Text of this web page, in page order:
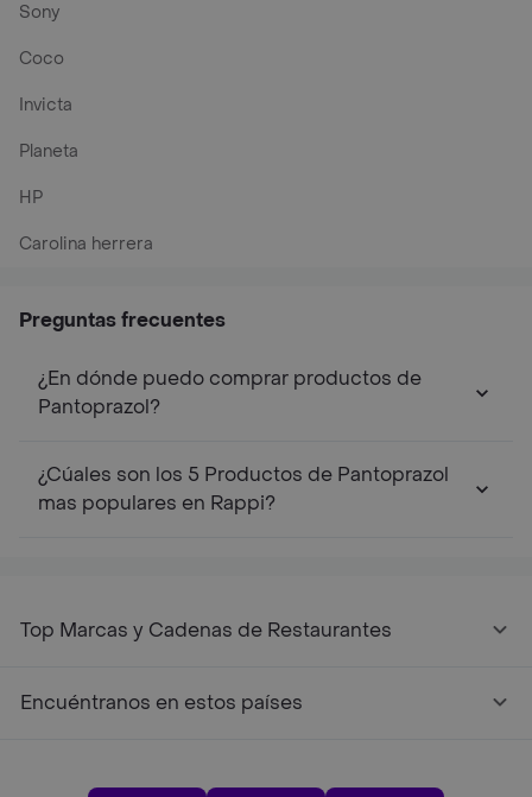
Sony
Coco
Invicta
Planeta
HP
Carolina herrera
Preguntas frecuentes
¿En dónde puedo comprar productos de
Pantoprazol?
¿Cúales son los 5 Productos de Pantoprazol
mas populares en Rappi?
Top Marcas y Cadenas de Restaurantes
Encuéntranos en estos países